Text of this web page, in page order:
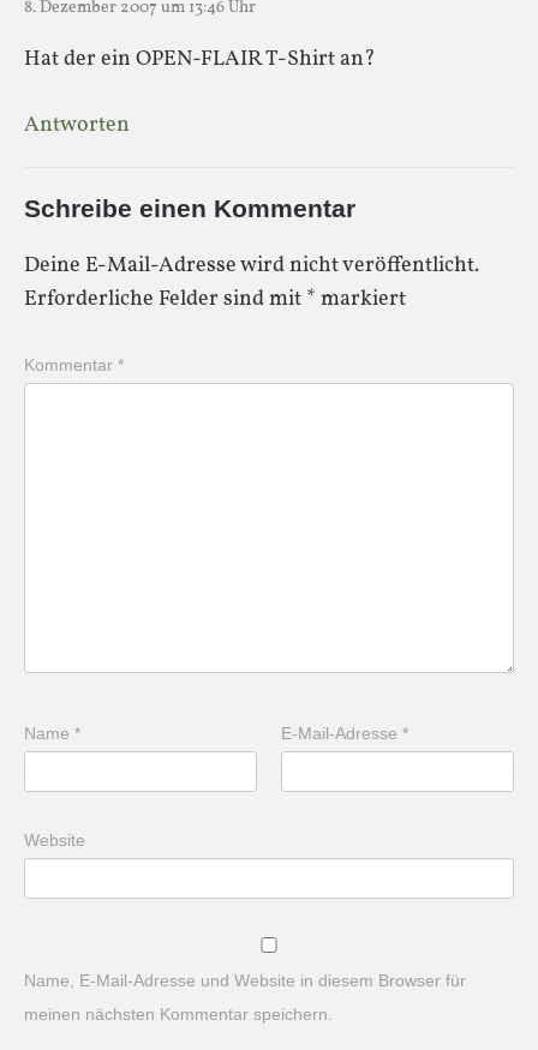
8. Dezember 2007 um 13:46 Uhr
Hat der ein OPEN-FLAIR T-Shirt an?
Antworten
Schreibe einen Kommentar
Deine E-Mail-Adresse wird nicht veröffentlicht.
Erforderliche Felder sind mit * markiert
Kommentar *
Name * E-Mail-Adresse*
Website
Name, E-Mail-Adresse und Website in diesem Browser für
meinen nächsten Kommentar speichern.